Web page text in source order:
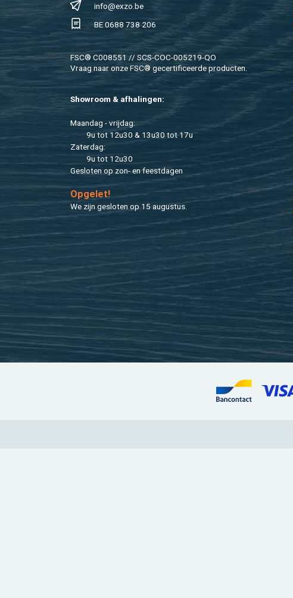
info@​exzo.​be
BE 0688 738 206
FSC® C008551 // SCS-COC-005219-QO
Vraag naar onze FSC® ge­cer­ti­fi­ceer­de pro­duc­ten.
Show­room & af­ha­lin­gen:
Maan­dag - vrij­dag:
9u tot 12u30 & 13u30 tot 17u
Za­ter­dag:
9u tot 12u30
Ge­slo­ten op zon- en feest­da­gen
Op­ge­let!
We zijn ge­slo­ten op 15 au­gus­tus.